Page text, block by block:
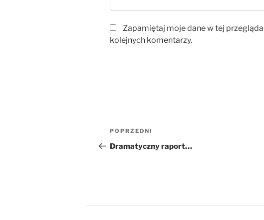
Zapamiętaj moje dane w tej
kolejnych komentarzy.
Nawigacja
wpisu
Poprzedni
wpis
POPRZEDNI
Dramatyczny raport…